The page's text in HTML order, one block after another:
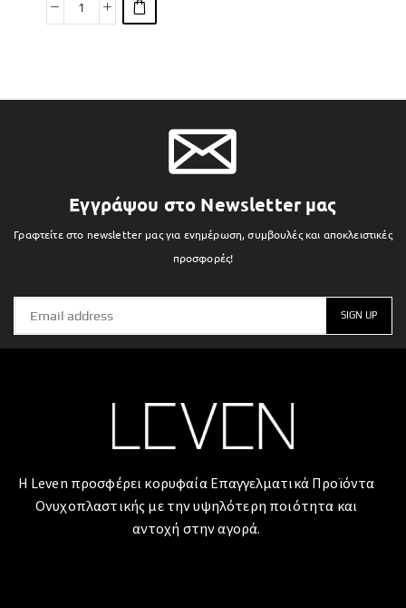
Εγγράψου στο Newsletter μας
Γραφτείτε στο newsletter μας για ενημέρωση, συμβουλές και αποκλειστικές
προσφορές!
Η Leven προσφέρει κορυφαία Επαγγελματικά Προϊόντα
Ονυχοπλαστικής με την υψηλότερη ποιότητα και
αντοχή στην αγορά.